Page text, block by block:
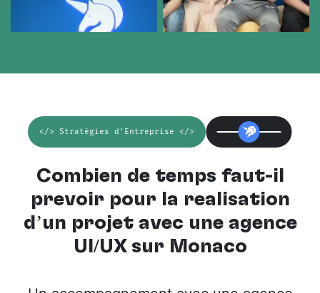
</> Stratégies d'Entreprise </>
Combien de temps faut-il
prévoir pour la réalisation
d’un projet avec une agence
UI/UX sur Monaco